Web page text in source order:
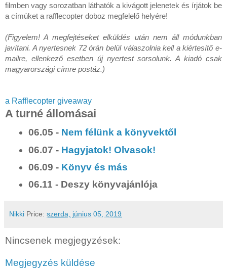
filmben vagy sorozatban láthatók a kivágott jelenetek és írjátok be
a címüket a rafflecopter doboz megfelelő helyére!
(Figyelem! A megfejtéseket elküldés után nem áll módunkban
javítani. A nyertesnek 72 órán belül válaszolnia kell a kiértesítő e-
mailre, ellenkező esetben új nyertest sorsolunk. A kiadó csak
magyarországi címre postáz.)
a Rafflecopter giveaway
A turné állomásai
06.05 - Nem félünk a könyvektől
06.07 - Hagyjatok! Olvasok!
06.09 - Könyv és más
06.11 - Deszy könyvajánlója
Nikki Price: szerda, június 05, 2019
Nincsenek megjegyzések:
Megjegyzés küldése